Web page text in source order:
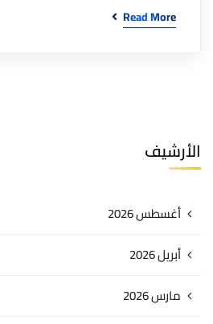
Read More
الأرشيف
أغسطس 2026
أبريل 2026
مارس 2026